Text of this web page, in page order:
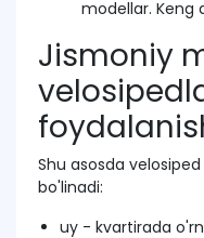
modellar. Keng
Jismoniy
Shu asosda
bo'linadi:
uy - kvartirada